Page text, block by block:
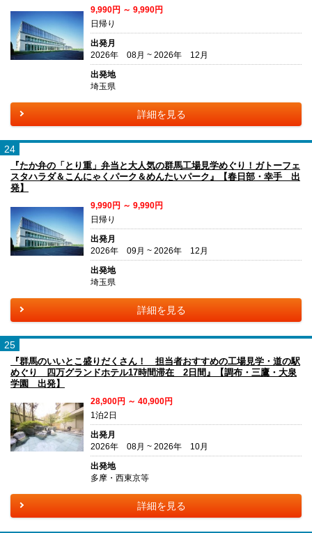
9,990円 ～ 9,990円
日帰り
出発月
2026年 08月 ~ 2026年 12月
出発地
埼玉県
詳細を見る
24
『たか弁の「とり重」弁当と大人気の群馬工場見学めぐり！ガトーフェ
スタハラダ＆こんにゃくパーク＆めんたいパーク』【春日部・幸手 出
発】
9,990円 ～ 9,990円
日帰り
出発月
2026年 09月 ~ 2026年 12月
出発地
埼玉県
詳細を見る
25
『群馬のいいとこ盛りだくさん！ 担当者おすすめの工場見学・道の駅
めぐり 四万グランドホテル17時間滞在 2日間』【調布・三鷹・大泉
学園 出発】
28,900円 ～ 40,900円
1泊2日
出発月
2026年 08月 ~ 2026年 10月
出発地
多摩・西東京等
詳細を見る